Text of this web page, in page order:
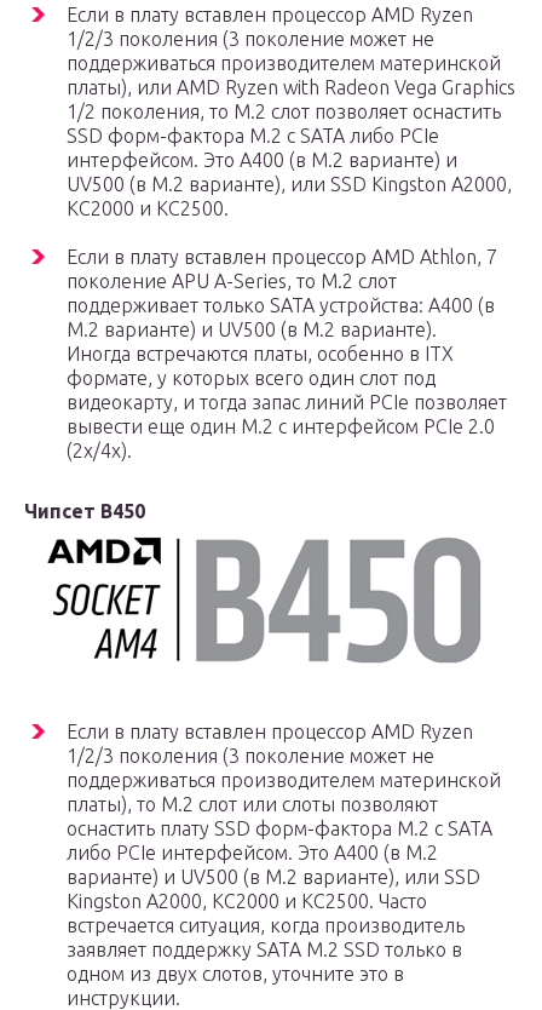
Если в плату вставлен процессор AMD Ryzen
1/2/3 поколения (3 поколение может не
поддерживаться производителем материнской
платы), или AMD Ryzen with Radeon Vega Graphics
1/2 поколения, то М.2 слот позволяет оснастить
SSD форм-фактора M.2 с SATA либо PCIe
интерфейсом. Это A400 (в М.2 варианте) и
UV500 (в М.2 варианте), или SSD Kingston A2000,
KC2000 и KC2500.
Если в плату вставлен процессор AMD Athlon, 7
поколение APU A-Series, то М.2 слот
поддерживает только SATA устройства: A400 (в
М.2 варианте) и UV500 (в М.2 варианте).
Иногда встречаются платы, особенно в ITX
формате, у которых всего один слот под
видеокарту, и тогда запас линий PCIe позволяет
вывести еще один М.2 с интерфейсом PCIe 2.0
(2x/4x).
Чипсет B450
Если в плату вставлен процессор AMD Ryzen
1/2/3 поколения (3 поколение может не
поддерживаться производителем материнской
платы), то М.2 слот или слоты позволяют
оснастить плату SSD форм-фактора M.2 с SATA
либо PCIe интерфейсом. Это A400 (в М.2
варианте) и UV500 (в М.2 варианте), или SSD
Kingston A2000, KC2000 и KC2500. Часто
встречается ситуация, когда производитель
заявляет поддержку SATA M.2 SSD только в
одном из двух слотов, уточните это в
инструкции.